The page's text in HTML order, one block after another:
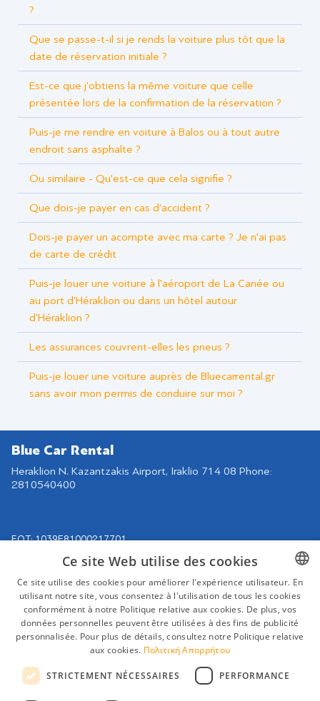
?
Que se passe-t-il si je rends la voiture plus tôt que la
date de réservation initiale ?
Est-ce que j'obtiens la même voiture que celle
présentée lors de la confirmation de la réservation ?
Puis-je me rendre en voiture à Balos ou à tout autre
endroit sans asphalte ?
Ou similaire - Qu'est-ce que cela signifie ?
Que dois-je payer en cas d'accident ?
Dois-je payer un acompte avec ma carte ? Je n'ai pas
de carte de crédit
Puis-je louer une voiture à l'aéroport de La Canée ou
au port d'Héraklion ou dans un hôtel autour
d'Héraklion ?
Les assurances couvrent-elles les pneus ?
Puis-je louer une voiture auprès de Bluecarrental.gr
sans avoir mon permis de conduire sur moi ?
Blue Car Rental
Heraklion N. Kazantzakis Airport, Iraklio 714 08 Phone:
2810540400
EOT: 1039Ε81000217701
Navigation
Nos voitures
Contrat de location
Destinations
Conditions de location
FAQ
Contact
Retrouvez-nous sur
GREEK
ENGLISH
Ce site Web utilise des cookies
Ce site utilise des cookies pour améliorer l'expérience utilisateur. En
utilisant notre site, vous consentez à l'utilisation de tous les cookies
conformément à notre Politique relative aux cookies. De plus, vos
données personnelles peuvent être utilisées à des fins de publicité
personnalisée. Pour plus de détails, consultez notre Politique relative
aux cookies. Πολιτική Απορρήτου
STRICTEMENT NÉCESSAIRES PERFORMANCE